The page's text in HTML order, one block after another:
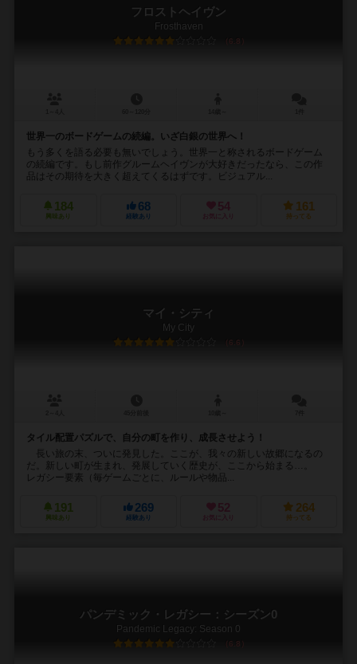
フロストヘイヴン
Frosthaven
6.8
世界一のボードゲームの続編。いざ白銀の世界へ！
もう多くを語る必要も無いでしょう。世界一と称されるボードゲーム
の続編です。もし前作グルームヘイヴンが大好きだったなら、この作
品はその期待を大きく超えてくるはずです。ビジュアル...
184
興味あり
68
経験あり
54
お気に入り
161
持ってる
マイ・シティ
My City
6.6
タイル配置パズルで、自分の町を作り、成長させよう！
長い旅の末、ついに発見した。ここが、我々の新しい故郷になるの
だ。新しい町が生まれ、発展していく歴史が、ここから始まる…。
レガシー要素（毎ゲームごとに、ルールや物品...
191
興味あり
269
経験あり
52
お気に入り
264
持ってる
パンデミック・レガシー：シーズン0
Pandemic Legacy: Season 0
6.8